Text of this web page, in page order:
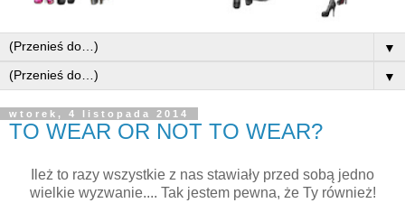
▼
▼
wtorek, 4 listopada 2014
TO WEAR OR NOT TO WEAR?
Ileż to razy wszystkie z nas stawiały przed sobą jedno
wielkie wyzwanie.... Tak jestem pewna, że Ty również!